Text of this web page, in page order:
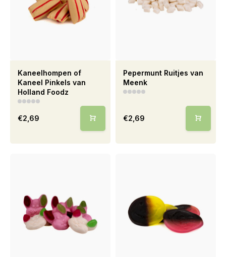
Kaneelhompen of
Kaneel Pinkels van
Holland Foodz
€2,69
Pepermunt Ruitjes van
Meenk
€2,69